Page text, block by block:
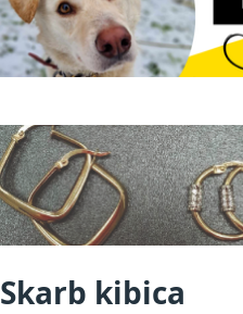
Skarb kibica